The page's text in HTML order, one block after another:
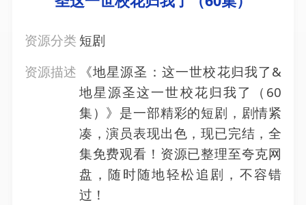
资源分类 短剧
资源描述
《地星源圣：这一世校花归我了&
地星源圣这一世校花归我了（60
集）》是一部精彩的短剧，剧情紧
凑，演员表现出色，现已完结，全
集免费观看！资源已整理至夸克网
盘，随时随地轻松追剧，不容错
过！